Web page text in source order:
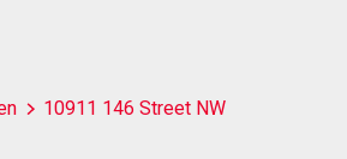
10911 146 Street NW